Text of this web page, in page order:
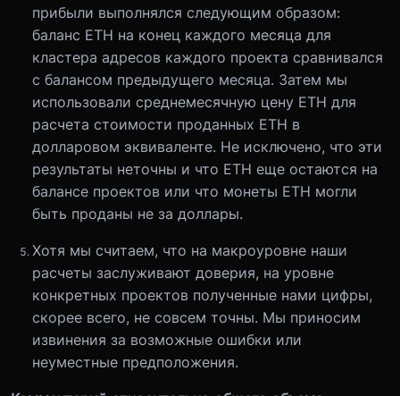
прибыли выполнялся следующим образом:
баланс ETH на конец каждого месяца для
кластера адресов каждого проекта сравнивался
с балансом предыдущего месяца. Затем мы
использовали среднемесячную цену ETH для
расчета стоимости проданных ETH в
долларовом эквиваленте. Не исключено, что эти
результаты неточны и что ETH еще остаются на
балансе проектов или что монеты ETH могли
быть проданы не за доллары.
Хотя мы считаем, что на макроуровне наши
расчеты заслуживают доверия, на уровне
конкретных проектов полученные нами цифры,
скорее всего, не совсем точны. Мы приносим
извинения за возможные ошибки или
неуместные предположения.